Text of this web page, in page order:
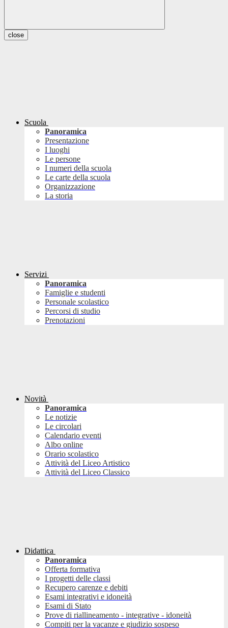
close
Scuola
Panoramica
Presentazione
I luoghi
Le persone
I numeri della scuola
Le carte della scuola
Organizzazione
La storia
Servizi
Panoramica
Famiglie e studenti
Personale scolastico
Percorsi di studio
Prenotazioni
Novità
Panoramica
Le notizie
Le circolari
Calendario eventi
Albo online
Orario scolastico
Attività del Liceo Artistico
Attività del Liceo Classico
Didattica
Panoramica
Offerta formativa
I progetti delle classi
Recupero carenze e debiti
Esami integrativi e idoneità
Esami di Stato
Prove di riallineamento - integrative - idoneità
Compiti per la vacanze e giudizio sospeso